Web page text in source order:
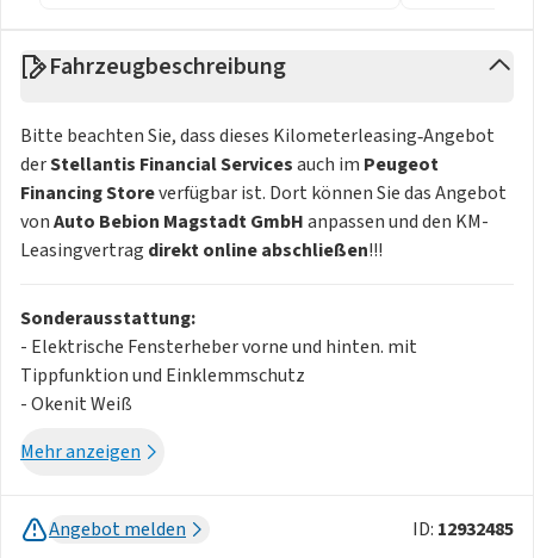
Fahrzeugbeschreibung
Bitte beachten Sie, dass dieses Kilometerleasing‑Angebot
derStellantis Financial Servicesauch im Peugeot
Financing Storeverfügbar ist. Dort können Sie das Angebot
vonAuto Bebion Magstadt GmbHanpassen und den KM-
Leasingvertrag direkt online abschließen!!!
Sonderausstattung:
- Elektrische Fensterheber vorne und hinten. mit
Tippfunktion und Einklemmschutz
- Okenit Weiß
- 17-Zoll-Leichtmetallfelgen mit Diamantschliff BANGKOK
Radioempfang DAB+. Bluetooth®
- Ohne induktive Ladestation
Mehr anzeigen
Angebot melden ID: 12932485